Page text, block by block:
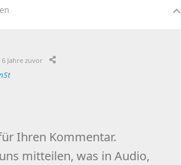
6 Jahre zuvor
Ihren Kommentar.
mitteilen, was in Audio,